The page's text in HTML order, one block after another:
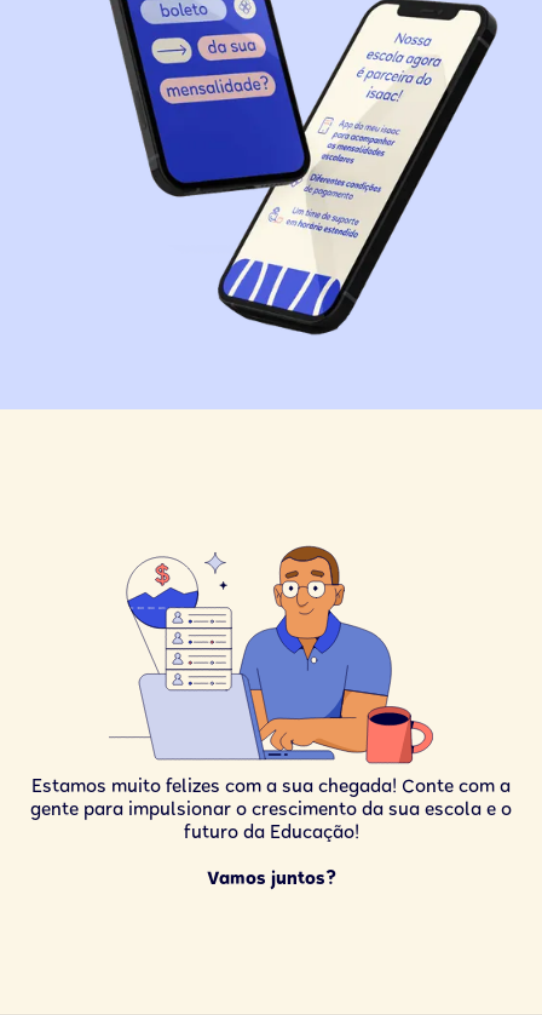
Estamos muito felizes com a sua chegada! Conte com a
gente para impulsionar o crescimento da sua escola e o
futuro da Educação!
Vamos juntos?